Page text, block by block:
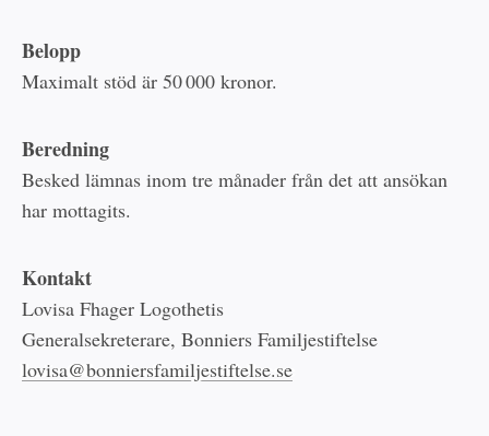
Belopp
Maximalt stöd är 50 000 kronor.
Beredning
Besked lämnas inom tre månader från det att ansökan
har mottagits.
Kontakt
Lovisa Fhager Logothetis
Generalsekreterare, Bonniers Familjestiftelse
lovisa@bonniersfamiljestiftelse.se